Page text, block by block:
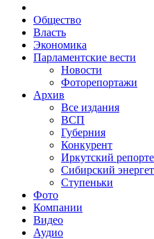
Общество
Власть
Экономика
Парламентские вести
Новости
Фоторепортажи
Архив
Все издания
ВСП
Губерния
Конкурент
Иркутский
Сибирский
Ступеньки
Фото
Компании
Видео
Аудио